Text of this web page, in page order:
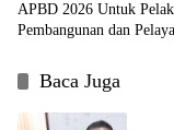
APBD 2026 Untuk
Pembangunan dan
Baca Juga